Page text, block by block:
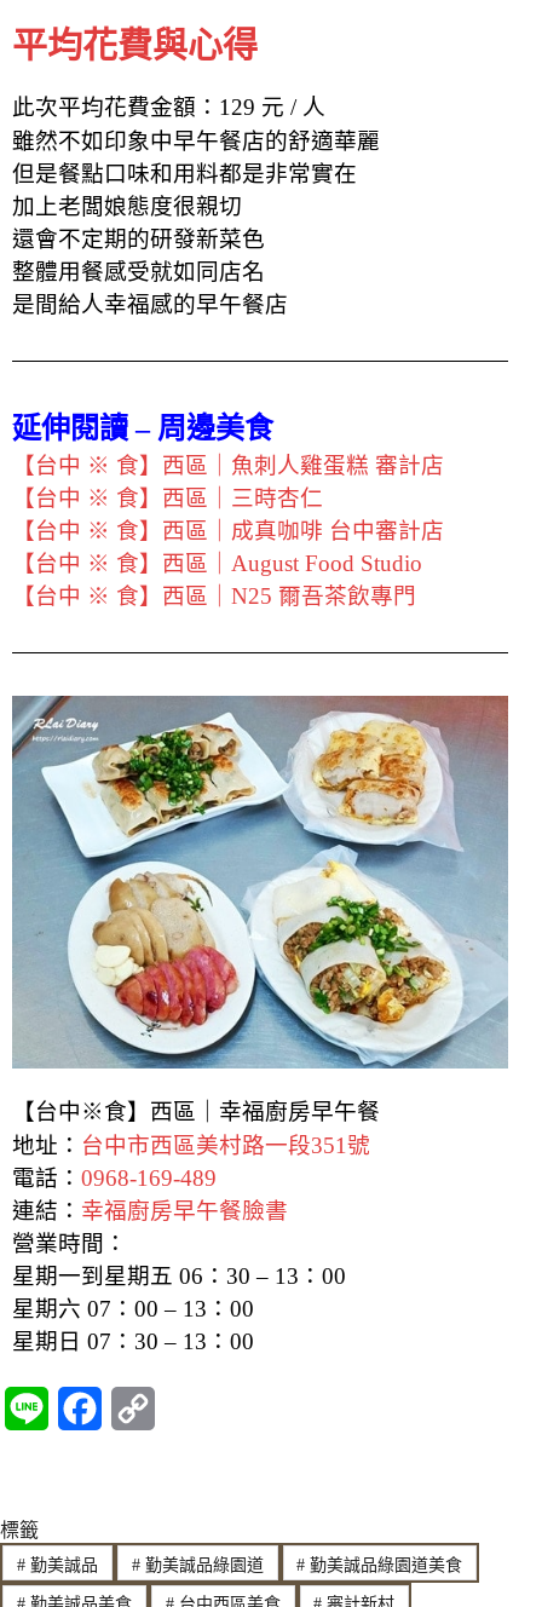
平均花費與心得
此次平均花費金額：129 元 / 人
雖然不如印象中早午餐店的舒適華麗
但是餐點口味和用料都是非常實在
加上老闆娘態度很親切
還會不定期的研發新菜色
整體用餐感受就如同店名
是間給人幸福感的早午餐店
延伸閱讀 – 周邊美食
【台中 ※ 食】西區｜魚刺人雞蛋糕 審計店
【台中 ※ 食】西區｜三時杏仁
【台中 ※ 食】西區｜成真咖啡 台中審計店
【台中 ※ 食】西區｜August Food Studio
【台中 ※ 食】西區｜N25 爾吾茶飲專門
【台中※食】西區｜幸福廚房早午餐
地址： 台中市西區美村路一段351號
電話： 0968-169-489
連結： 幸福廚房早午餐臉書
營業時間：
星期一到星期五 06：30 – 13：00
星期六 07：00 – 13：00
星期日 07：30 – 13：00
e e
b
y
L
標籤
#勤美誠品 #勤美誠品綠園道 # 勤美誠品綠園道美食